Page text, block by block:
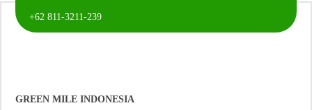
+62 811-3211-239
GREEN MILE INDONESIA